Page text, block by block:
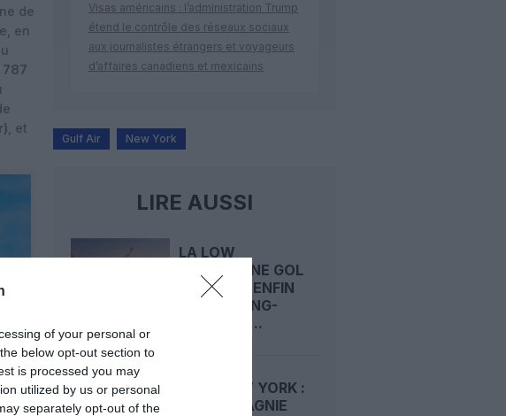
of your personal or
below opt-out section to
is processed you may
utilized by us or personal
separately opt-out of the
de
en
787
, et
Visas américains : l’administration Trump
étend le contrôle des réseaux sociaux
aux journalistes étrangers et voyageurs
d’affaires canadiens et mexicains
Gulf Air New York
LIRE AUSSI
LA LOW
BRÉSILIENNE GOL
SE LANCE ENFIN
SUR LE LONG-
COURRIER...
NICE–NEW YORK :
LA COMPAGNIE